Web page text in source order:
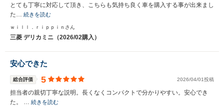
とても丁寧に対応して頂き、こちらも気持ち良く車を購入する事が出来まし
た… 続きを読む
ｗｉｌｌ．ｒｉｐｐｉｎさん
三菱 デリカミニ（2026/02購入）
安心できた
総合評価 5 2026/04/01投稿
担当者の親切丁寧な説明。長くなくコンパクトで分かりやすい。安心でき
た。 … 続きを読む